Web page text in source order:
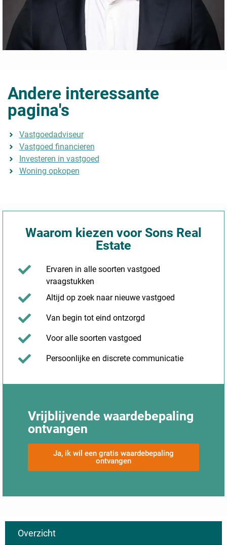
Andere interessante
pagina's
Vastgoedadviseur
Vastgoed financieren
Investeren in vastgoed
Woning opkopen
Waarom kiezen voor Sons Real
Estate
Ervaren in alle soorten vastgoed
vraagstukken
Altijd op zoek naar nieuwe vastgoed
Van begin tot eind ontzorgd
Voor alle soorten vastgoed
Persoonlijke en discrete communicatie
Vrijblijvende waardebepaling
ontvangen
Ja, ik wil een gratis waardebepaling
ontvangen
Overzicht